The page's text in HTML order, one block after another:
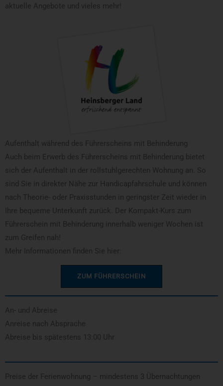
aktuelle Angebote und vieles mehr!
Aufenthalt während des Führerscheins mit Behinderung
Auch beim Erwerb des Führerscheins mit Behinderung bietet
sich der Aufenthalt in der rollstuhlgerechten Wohnung an. So
sind Sie in direkter Nähe zur Handicapfahrschule und können
nach Theorie- oder Praxisstunden in geringster Zeit wieder in
Ihre bequeme Unterkunft zurück. Der Kompakt-Kurs zum
Führerschein mit Behinderung innerhalb weniger Wochen ist
zum Greifen nah!
Mehr Informationen finden Sie hier:
ZUM FÜHRERSCHEIN
An- und Abreise
Anreise nach Absprache
Abreise bis spätestens 13:00 Uhr
Preise der Ferienwohnung – mindestens 3 Übernachtungen